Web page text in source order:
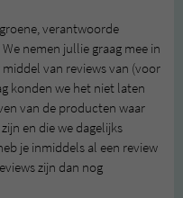
verantwoorde
nemen jullie graag mee in
van reviews van (voor
konden we het niet laten
van de producten waar
en die we dagelijks
je inmiddels al een review
zijn dan nog